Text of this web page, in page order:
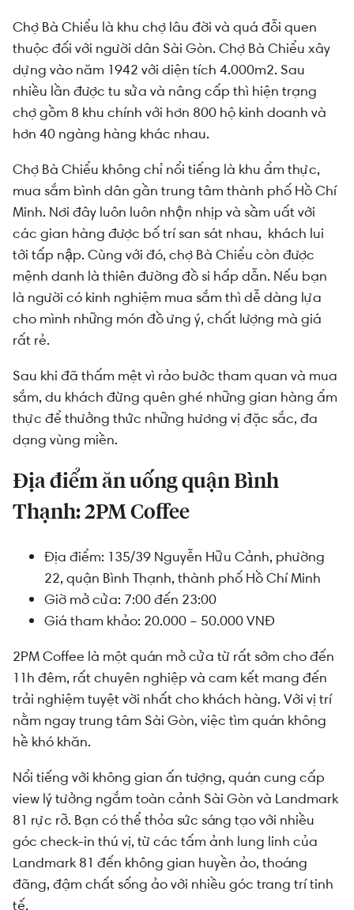
Chợ Bà Chiểu là khu chợ lâu đời và quá đỗi quen
thuộc đối với người dân Sài Gòn. Chợ Bà Chiểu xây
dựng vào năm 1942 với diện tích 4.000m2. Sau
nhiều lần được tu sửa và nâng cấp thì hiện trạng
chợ gồm 8 khu chính với hơn 800 hộ kinh doanh và
hơn 40 ngàng hàng khác nhau.
Chợ Bà Chiểu không chỉ nổi tiếng là khu ẩm thực,
mua sắm bình dân gần trung tâm thành phố Hồ Chí
Minh. Nơi đây luôn luôn nhộn nhịp và sầm uất với
các gian hàng được bố trí san sát nhau, khách lui
tới tấp nập. Cùng với đó, chợ Bà Chiểu còn được
mệnh danh là thiên đường đồ si hấp dẫn. Nếu bạn
là người có kinh nghiệm mua sắm thì dễ dàng lựa
cho mình những món đồ ưng ý, chất lượng mà giá
rất rẻ.
Sau khi đã thấm mệt vì rảo bước tham quan và mua
sắm, du khách đừng quên ghé những gian hàng ẩm
thực để thưởng thức những hương vị đặc sắc, đa
dạng vùng miền.
Địa điểm ăn uống quận Bình
Thạnh: 2PM Coffee
Địa điểm: 135/39 Nguyễn Hữu Cảnh, phường
22, quận Bình Thạnh, thành phố Hồ Chí Minh
Giờ mở cửa: 7:00 đến 23:00
Giá tham khảo: 20.000 – 50.000 VNĐ
2PM Coffee là một quán mở cửa từ rất sớm cho đến
11h đêm, rất chuyên nghiệp và cam kết mang đến
trải nghiệm tuyệt vời nhất cho khách hàng. Với vị trí
nằm ngay trung tâm Sài Gòn, việc tìm quán không
hề khó khăn.
Nổi tiếng với không gian ấn tượng, quán cung cấp
view lý tưởng ngắm toàn cảnh Sài Gòn và Landmark
81 rực rỡ. Bạn có thể thỏa sức sáng tạo với nhiều
góc check-in thú vị, từ các tấm ảnh lung linh của
Landmark 81 đến không gian huyền ảo, thoáng
đãng, đậm chất sống ảo với nhiều góc trang trí tinh
tế.